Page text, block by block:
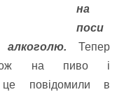
на
поси
Тепер
на пиво і
це повідомили в